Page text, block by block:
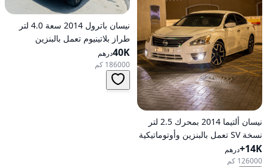
نيسان ألتيما 2014 بمحرك 2.5 لتر
نسخة SV تعمل بالبنزين وأوتوماتيكية
للدفع الأمامي
14K+ درهم
126000 كم
نيسان باترول 2014 سعة 4.0 لتر
طراز بلاتينيوم تعمل بالبنزين
أوتوماتيكية بدفع كلي
40Kدرهم
186000 كم